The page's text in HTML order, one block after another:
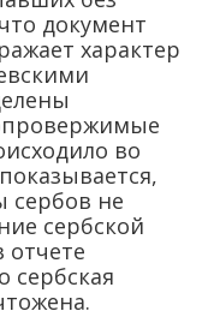
документ
характер
во
сербов не
сербской
сербская